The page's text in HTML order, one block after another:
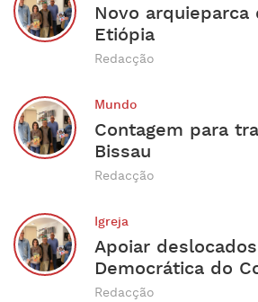
Novo arquieparca
Etiópia
Redacção
Mundo
Contagem para
Bissau
Redacção
Igreja
Apoiar
Democrática do
Redacção